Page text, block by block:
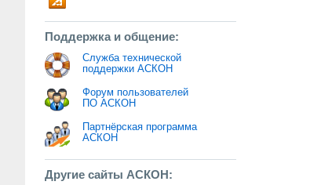
Поддержка и общение:
Служба технической
поддержки АСКОН
Форум пользователей
ПО АСКОН
Партнёрская программа
АСКОН
Другие сайты АСКОН: